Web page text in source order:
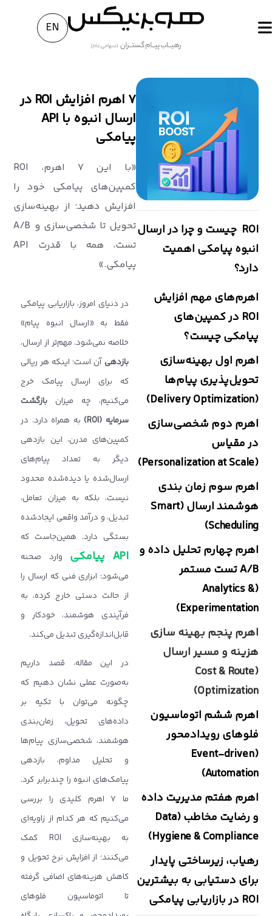
EN
ROI چیست و چرا در ارسال
انبوه پیامکی اهمیت
دارد؟
اهرم‌های مهم افزایش
ROI در کمپین‌های
پیامکی چیست؟
اهرم اول بهینه‌سازی
تحویل‌پذیری پیام‌ها
(Delivery Optimization)
اهرم دوم شخصی‌سازی
در مقیاس
(Personalization at Scale)
اهرم سوم زمان ‌بندی
هوشمند ارسال (Smart
Scheduling)
اهرم چهارم تحلیل داده و
A/B تست مستمر
(Analytics &
Experimentation)
اهرم پنجم بهینه ‌سازی
هزینه و مسیر ارسال
(Cost & Route
Optimization)
اهرم ششم اتوماسیون
فلوهای رویدادمحور
(Event-driven
Automation)
اهرم هفتم مدیریت داده
و رضایت مخاطب (Data
Hygiene & Compliance)
رهیاب، زیرساختی پایدار
برای دستیابی به بیشترین
ROI در بازاریابی پیامکی
۷ اهرم افزایش ROI در
ارسال انبوه با API
پیامکی
«با این ۷ اهرم، ROI
کمپین‌های پیامکی خود را
افزایش دهید؛ از بهینه‌سازی
تحویل تا شخصی‌سازی و A/B
تست، همه با قدرت API
پیامکی.»
در دنیای امروز، بازاریابی پیامکی
فقط به «ارسال انبوه پیام»
خلاصه نمی‌شود. مهم‌تر از ارسال،
بازدهیآن است؛ اینکه هر ریالی
که برای ارسال پیامک خرج
می‌کنیم، چه میزان بازگشت
سرمایه (ROI)
به همراه دارد. در
کمپین‌های مدرن، این بازدهی
دیگر به تعداد پیام‌های
ارسال‌شده یا دیده‌شده محدود
نیست، بلکه به میزان تعامل،
تبدیل، و درآمد واقعی ایجادشده
بستگی دارد. همین‌جاست که
API پیامکی
وارد صحنه
می‌شود: ابزاری فنی که ارسال را
از حالت دستی خارج کرده، به
فرآیندی هوشمند، خودکار و
قابل‌اندازه‌گیری تبدیل می‌کند.
در این مقاله، قصد داریم
به‌صورت عملی نشان دهیم که
چگونه می‌توان با تکیه بر
داده‌های تحویل، زمان‌بندی
هوشمند، شخصی‌سازی پیام‌ها
و تحلیل مداوم، بازدهی
پیامک‌های انبوه را چندبرابر کرد.
ما ۷ اهرم کلیدی را بررسی
می‌کنیم که هر کدام از زاویه‌ای
به بهینه‌سازی ROI کمک
می‌کنند؛ از افزایش نرخ تحویل و
کاهش هزینه‌های اضافی گرفته
تا اتوماسیون فلوهای